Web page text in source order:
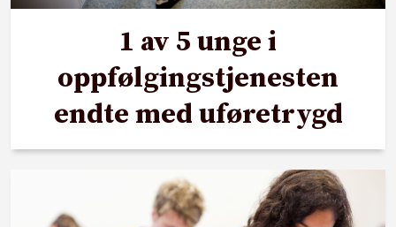
1 av 5 unge i
oppfølgingstjenesten
endte med uføretrygd